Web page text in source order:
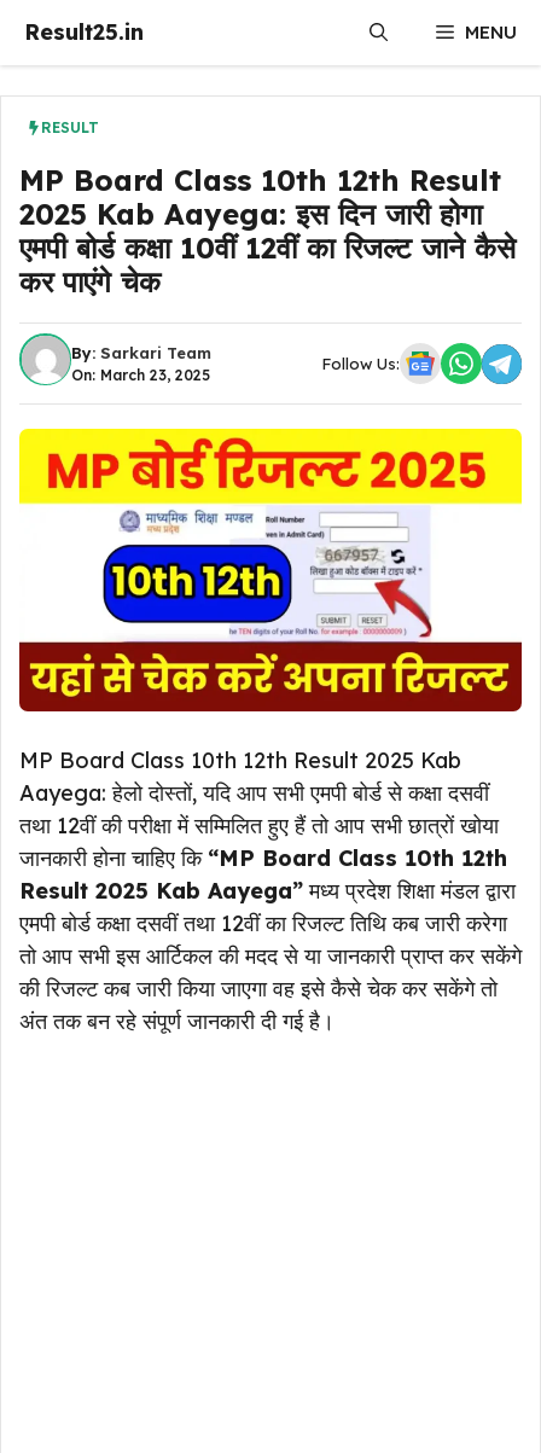
Result25.in MENU
RESULT
MP Board Class 10th 12th Result
2025 Kab Aayega: इस दिन जारी होगा
एमपी बोर्ड कक्षा 10वीं 12वीं का रिजल्ट जाने कैसे
कर पाएंगे चेक
By: Sarkari Team
On: March 23, 2025
Follow Us:
MP Board Class 10th 12th Result 2025 Kab
Aayega: हेलो दोस्तों, यदि आप सभी एमपी बोर्ड से कक्षा दसवीं
तथा 12वीं की परीक्षा में सम्मिलित हुए हैं तो आप सभी छात्रों खोया
जानकारी होना चाहिए कि “MP Board Class 10th 12th
Result 2025 Kab Aayega”मध्य प्रदेश शिक्षा मंडल द्वारा
एमपी बोर्ड कक्षा दसवीं तथा 12वीं का रिजल्ट तिथि कब जारी करेगा
तो आप सभी इस आर्टिकल की मदद से या जानकारी प्राप्त कर सकेंगे
की रिजल्ट कब जारी किया जाएगा वह इसे कैसे चेक कर सकेंगे तो
अंत तक बन रहे संपूर्ण जानकारी दी गई है।